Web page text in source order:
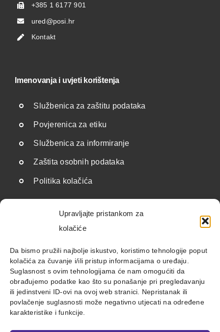
Upravljajte pristankom za
kolačiće
Da bismo pružili najbolje iskustvo, koristimo tehnologije poput
kolačića za čuvanje i/ili pristup informacijama o uređaju.
Suglasnost s ovim tehnologijama će nam omogućiti da
obrađujemo podatke kao što su ponašanje pri pregledavanju
ili jedinstveni ID-ovi na ovoj web stranici. Nepristanak ili
povlačenje suglasnosti može negativno utjecati na određene
karakteristike i funkcije.
+385 1 6177 901
ured@posi.hr
Kontakt
Imenovanja i uvjeti korištenja
Službenica za zaštitu podataka
Povjerenica za etiku
Službenica za informiranje
Zaštita osobnih podataka
Politika kolačića
Korisne poveznice
Državne institucije i javnopravna tijela
Savezi i udruge
Međunarodne organizacije
Ostalo